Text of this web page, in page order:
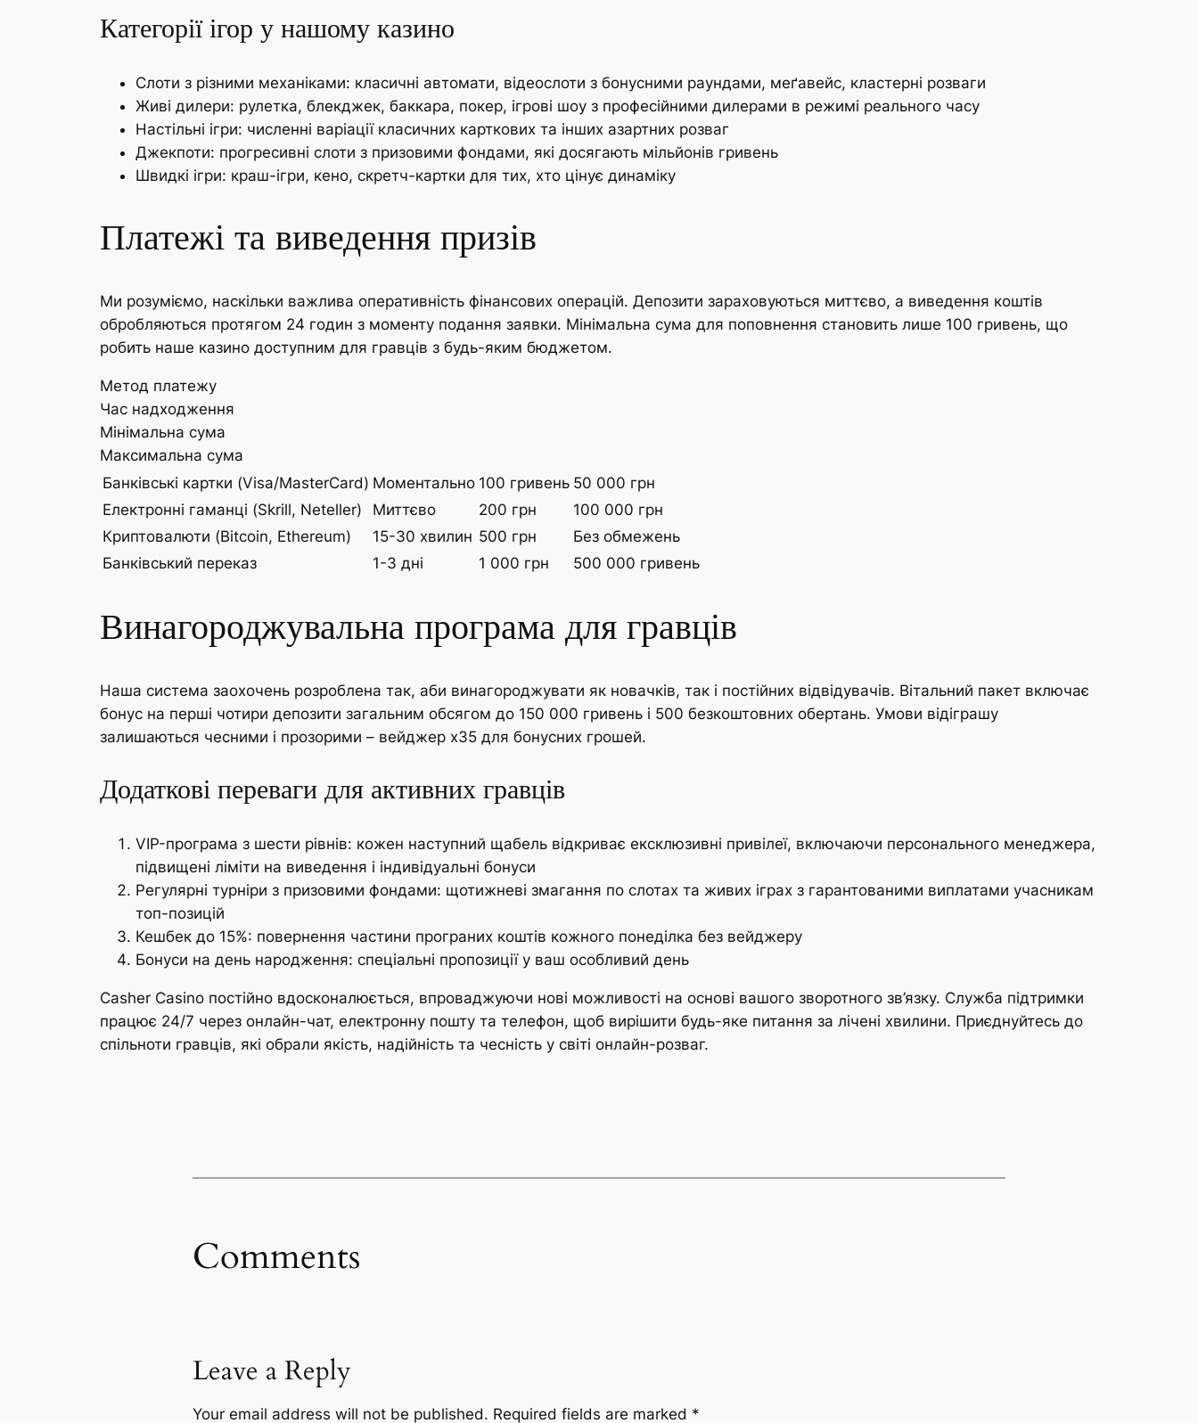
Категорії ігор у нашому казино
Слоти з різними механіками: класичні автомати, відеослоти з бонусними раундами, меґавейс, кластерні розваги
Живі дилери: рулетка, блекджек, баккара, покер, ігрові шоу з професійними дилерами в режимі реального часу
Настільні ігри: численні варіації класичних карткових та інших азартних розваг
Джекпоти: прогресивні слоти з призовими фондами, які досягають мільйонів гривень
Швидкі ігри: краш-ігри, кено, скретч-картки для тих, хто цінує динаміку
Платежі та виведення призів
Ми розуміємо, наскільки важлива оперативність фінансових операцій. Депозити зараховуються миттєво, а виведення коштів
обробляються протягом 24 годин з моменту подання заявки. Мінімальна сума для поповнення становить лише 100 гривень, що
робить наше казино доступним для гравців з будь-яким бюджетом.
Метод платежу
Час надходження
Мінімальна сума
Максимальна сума
Банківські картки (Visa/MasterCard) Моментально 100 гривень 50 000 грн
Електронні гаманці (Skrill, Neteller)
Миттєво 200 грн
100 000 грн
Криптовалюти (Bitcoin, Ethereum)
15-30 хвилин 500 грн
Без обмежень
Банківський переказ
1-3 дні 1 000 грн 500 000 гривень
Винагороджувальна програма для гравців
Наша система заохочень розроблена так, аби винагороджувати як новачків, так і постійних відвідувачів. Вітальний пакет включає
бонус на перші чотири депозити загальним обсягом до 150 000 гривень і 500 безкоштовних обертань. Умови відіграшу
залишаються чесними і прозорими – вейджер x35 для бонусних грошей.
Додаткові переваги для активних гравців
VIP-програма з шести рівнів: кожен наступний щабель відкриває ексклюзивні привілеї, включаючи персонального менеджера,
підвищені ліміти на виведення і індивідуальні бонуси
Регулярні турніри з призовими фондами: щотижневі змагання по слотах та живих іграх з гарантованими виплатами учасникам
топ-позицій
Кешбек до 15%: повернення частини програних коштів кожного понеділка без вейджеру
Бонуси на день народження: спеціальні пропозиції у ваш особливий день
Casher Casino постійно вдосконалюється, впроваджуючи нові можливості на основі вашого зворотного зв’язку. Служба підтримки
працює 24/7 через онлайн-чат, електронну пошту та телефон, щоб вирішити будь-яке питання за лічені хвилини. Приєднуйтесь до
спільноти гравців, які обрали якість, надійність та чесність у світі онлайн-розваг.
Comments
Leave a Reply
Your email address will not be published. Required fields are marked *